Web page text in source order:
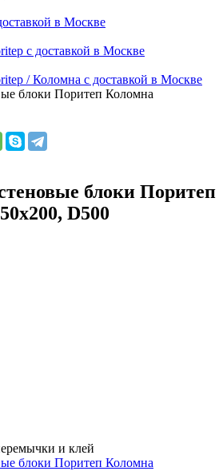
в Москве
с доставкой в Москве
/ Коломна с доставкой в Москве
блоки Поритеп Коломна
блоки Поритеп
D500
и клей